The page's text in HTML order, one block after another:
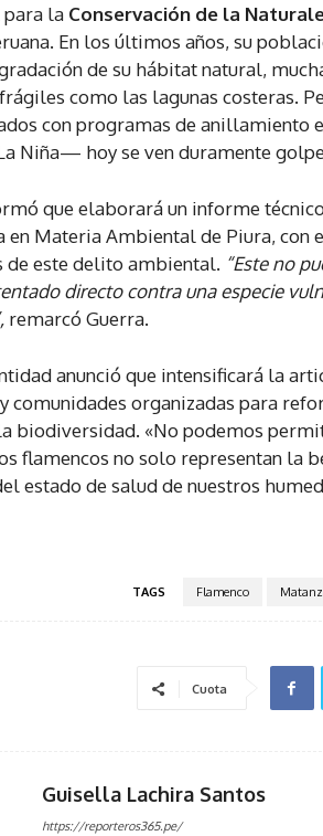
para la Conservación de la
En los últimos años, su
de su hábitat natural,
como las lagunas costeras.
con programas de
Niña— hoy se ven duramente
que elaborará un informe
en Materia Ambiental de Piura, con
de este delito ambiental. “Este no
directo contra una especie
remarcó Guerra.
anunció que intensificará la
comunidades organizadas para
biodiversidad. «No podemos
flamencos no solo representan la
estado de salud de nuestros
TAGS Flamenco
Cuota
Guisella Lachira Santos
https://reporteros365.pe/